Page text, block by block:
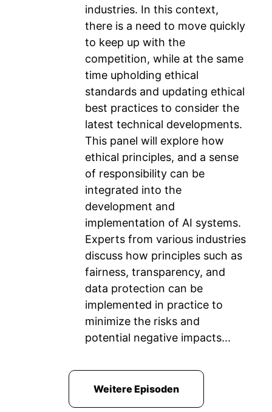
industries. In this context,
there is a need to move quickly
to keep up with the
competition, while at the same
time upholding ethical
standards and updating ethical
best practices to consider the
latest technical developments.
This panel will explore how
ethical principles, and a sense
of responsibility can be
integrated into the
development and
implementation of AI systems.
Experts from various industries
discuss how principles such as
fairness, transparency, and
data protection can be
implemented in practice to
minimize the risks and
potential negative impacts...
Weitere Episoden